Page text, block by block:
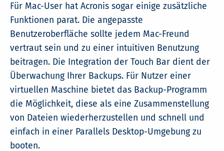
Für Mac-User hat Acronis sogar einige zusätzliche
Funktionen parat. Die angepasste
Benutzeroberfläche sollte jedem Mac-Freund
vertraut sein und zu einer intuitiven Benutzung
beitragen. Die Integration der Touch Bar dient der
Überwachung Ihrer Backups. Für Nutzer einer
virtuellen Maschine bietet das Backup-Programm
die Möglichkeit, diese als eine Zusammenstellung
von Dateien wiederherzustellen und schnell und
einfach in einer Parallels Desktop-Umgebung zu
booten.